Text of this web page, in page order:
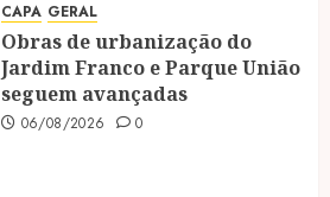
CAPA GERAL
Obras de urbanização do
Jardim Franco e Parque União
seguem avançadas
06/08/2026 0